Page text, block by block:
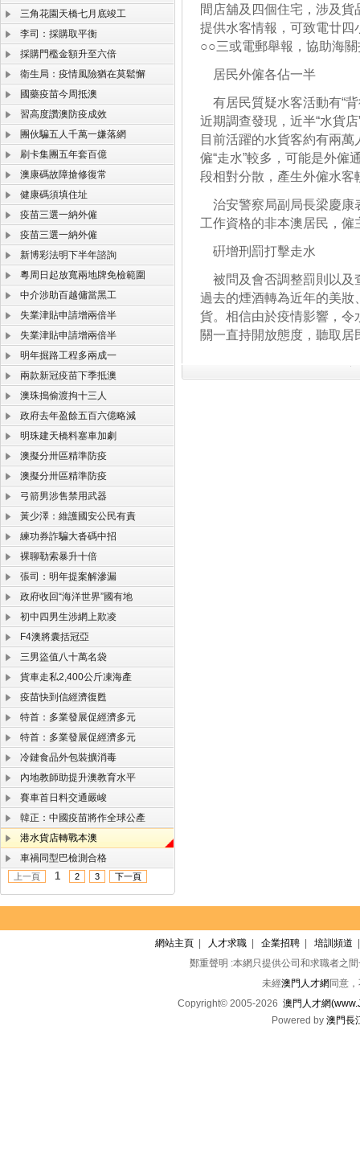
三角花園天橋七月底竣工
李司：採購取平衡
採購門檻金額升至六倍
衛生局：疫情風險猶在莫鬆懈
國藥疫苗今周抵澳
習高度讚澳防疫成效
團伙騙五人千萬一嫌落網
刷卡集團五年套百億
澳康碼故障搶修復常
健康碼須填住址
疫苗三選一納外僱
疫苗三選一納外僱
新博彩法明下半年諮詢
粵周日起放寬兩地牌免檢範圍
中介涉助百越傭當黑工
失業津貼申請增兩倍半
失業津貼申請增兩倍半
明年掘路工程多兩成一
兩款新冠疫苗下季抵澳
澳珠搗偷渡拘十三人
政府去年盈餘五百六億略減
明珠建天橋料塞車加劇
澳擬分卅區精準防疫
澳擬分卅區精準防疫
弓箭男涉售禁用武器
黃少澤：維護國安公民有責
練功券詐騙大沓碼中招
裸聊勒索暴升十倍
張司：明年提案解滲漏
政府收回“海洋世界”國有地
初中四男生涉網上欺凌
F4澳將囊括冠亞
三男盜值八十萬名袋
貨車走私2,400公斤凍海產
疫苗快到信經濟復甦
特首：多業發展促經濟多元
特首：多業發展促經濟多元
冷鏈食品外包裝擴消毒
內地教師助提升澳教育水平
賽車首日料交通嚴峻
韓正：中國疫苗將作全球公產
港水貨店轉戰本澳
車禍同型巴檢測合格
上一頁 1 2 3 下一頁
間店舖及四個住宅，涉及
提供水客情報，可致電廿四
○○三或電郵舉報，協助海
居民外僱各佔一半
有居民質疑水客活動有“
近期調查發現，近半“水貨
目前活躍的水貨客約有兩
僱“走水”較多，可能是外僱
段相對分散，產生外僱水客
治安警察局副局長梁慶康
工作資格的非本澳居民，
硏增刑罰打擊走水
被問及會否調整罰則以及
過去的煙酒轉為近年的美
貨。相信由於疫情影響，
關一直持開放態度，聽取
網站主頁 人才求職 企業招聘 培訓頻道
鄭重聲明 :本網只提供公司和求職者之
未經澳門人才網 同意
Copyright© 2005-2026 澳門人才網
Powered by 澳門長